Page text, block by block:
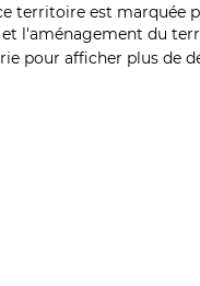
territoire est marquée
l'aménagement du
pour afficher plus de